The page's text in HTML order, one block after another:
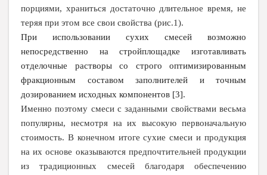
порциями, храниться достаточно длительное время, не
теряя при этом все свои свойства (рис.1).
При использовании сухих смесей возможно
непосредственно на стройплощадке изготавливать
отделочные растворы со строго оптимизированным
фракционным составом заполнителей и точным
дозированием исходных компонентов [3].
Именно поэтому смеси с заданными свойствами весьма
популярны, несмотря на их высокую первоначальную
стоимость. В конечном итоге сухие смеси и продукция
на их основе оказываются предпочтительней продукции
из традиционных смесей благодаря обеспечению